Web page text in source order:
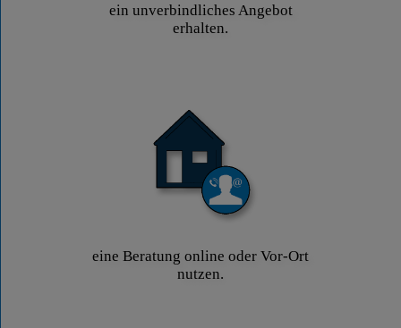
ein unverbindliches Angebot
erhalten.
eine Beratung online oder Vor-Ort
nutzen.